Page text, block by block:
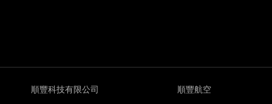
順豐科技有限公司 順豐航空